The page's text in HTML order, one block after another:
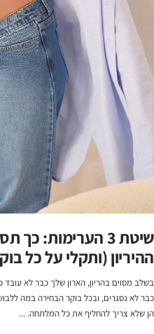
שיטת 3 הערימות:
ההיריון (ותקלי על כל
בשלב מסוים בהריון, הארון שלך כבר לא
כבר לא נסגרים, ובכל בוקר הבחירה במה
הן שלא צריך להחליף את כל המלתחה. ...